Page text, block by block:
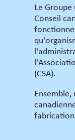
Le
Conseil
(CSA).